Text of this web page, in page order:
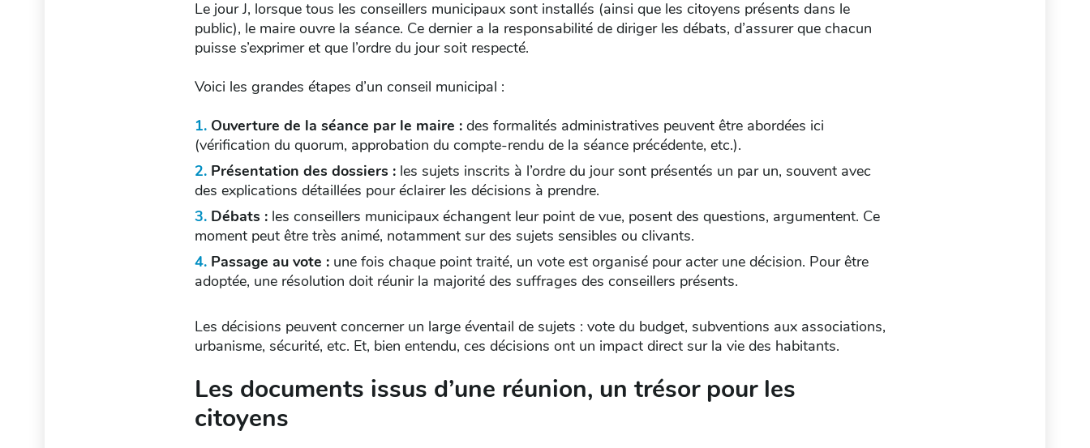
Le jour J, lorsque tous les conseillers municipaux sont installés (ainsi que les citoyens présents dans le
public), le maire ouvre la séance. Ce dernier a la responsabilité de diriger les débats, d’assurer que chacun
puisse s’exprimer et que l’ordre du jour soit respecté.
Voici les grandes étapes d’un conseil municipal :
Ouverture de la séance par le maire : des formalités administratives peuvent être abordées ici
(vérification du quorum, approbation du compte-rendu de la séance précédente, etc.).
Présentation des dossiers : les sujets inscrits à l’ordre du jour sont présentés un par un, souvent avec
des explications détaillées pour éclairer les décisions à prendre.
Débats : les conseillers municipaux échangent leur point de vue, posent des questions, argumentent. Ce
moment peut être très animé, notamment sur des sujets sensibles ou clivants.
Passage au vote : une fois chaque point traité, un vote est organisé pour acter une décision. Pour être
adoptée, une résolution doit réunir la majorité des suffrages des conseillers présents.
Les décisions peuvent concerner un large éventail de sujets : vote du budget, subventions aux associations,
urbanisme, sécurité, etc. Et, bien entendu, ces décisions ont un impact direct sur la vie des habitants.
Les documents issus d’une réunion, un trésor pour les
citoyens